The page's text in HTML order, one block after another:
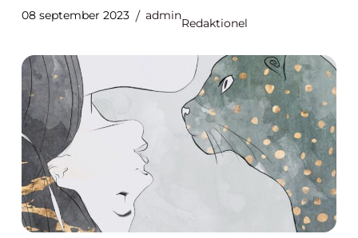
08 september 2023 admin
Redaktionel